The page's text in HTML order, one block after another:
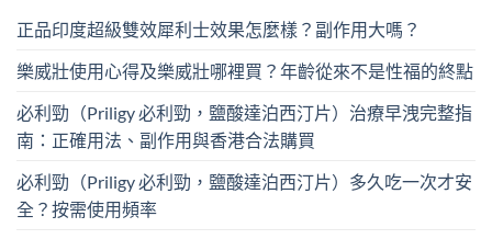
正品印度超級雙效犀利士效果怎麼樣？副作用大嗎？
樂威壯使用心得及樂威壯哪裡買？年齡從來不是性福的終點
必利勁（Priligy 必利勁，鹽酸達泊西汀片）治療早洩完整指
南：正確用法、副作用與香港合法購買
必利勁（Priligy 必利勁，鹽酸達泊西汀片）多久吃一次才安
全？按需使用頻率